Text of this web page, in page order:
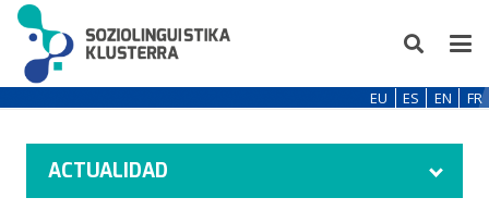
EU ES EN FR
ACTUALIDAD